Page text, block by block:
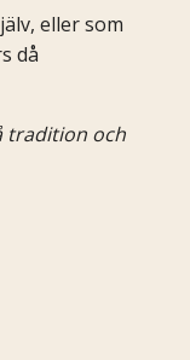
eller som
då
tradition och